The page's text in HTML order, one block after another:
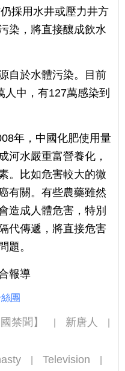
採用水井或壓力井方
染，將直接釀成飲水
自於水體污染。目前
中，有127萬感染到
年，中國化肥使用量
河水嚴重富營養化，
。比如危害較大的微
有關。有些農藥雖然
造成人體危害，特別
代傳遞，將直接危害
題。
報導
團
國禁聞】 新唐人
Television